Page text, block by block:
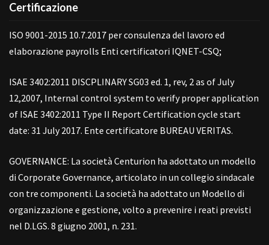
Certificazione
ISO 9001-2015 10.7.2017 per consulenza del lavoro ed
elaborazione payrolls Enti certificatori IQNET-CSQ;
ISAE 3402:2011 DISCPLINARY SG03 ed. 1, rev, 2 as of July
12,2007, Internal control system to verify proper application
of ISAE 3402:2011 Type II Report Certification cycle start
date: 31 July 2017. Ente certificatore BUREAU VERITAS.
GOVERNANCE: La società Centurion ha adottato un modello
di Corporate Governance, articolato in un collegio sindacale
con tre componenti. La società ha adottato un Modello di
organizzazione e gestione, volto a prevenire i reati previsti
nel D.LGS. 8 giugno 2001, n. 231.